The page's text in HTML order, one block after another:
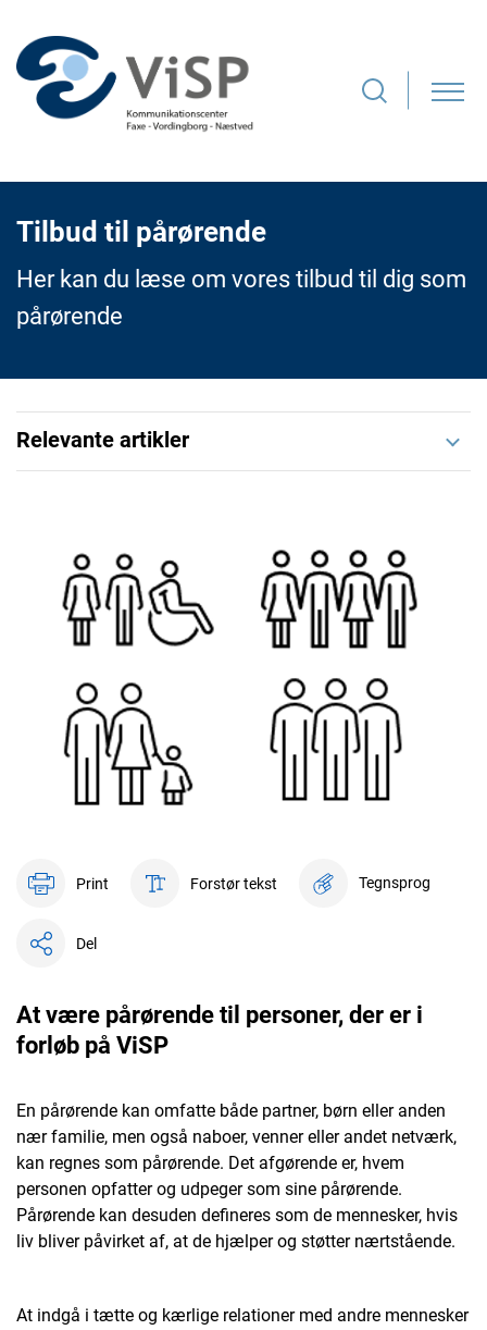
Tilbud til pårørende
Her kan du læse om vores tilbud til dig som
pårørende
Relevante artikler
Print Forstør tekst Tegnsprog
Del
At være pårørende til personer, der er i
forløb på ViSP
En pårørende kan omfatte både partner, børn eller anden
nær familie, men også naboer, venner eller andet netværk,
kan regnes som pårørende. Det afgørende er, hvem
personen opfatter og udpeger som sine pårørende.
Pårørende kan desuden defineres som de mennesker, hvis
liv bliver påvirket af, at de hjælper og støtter nærtstående.
At indgå i tætte og kærlige relationer med andre mennesker